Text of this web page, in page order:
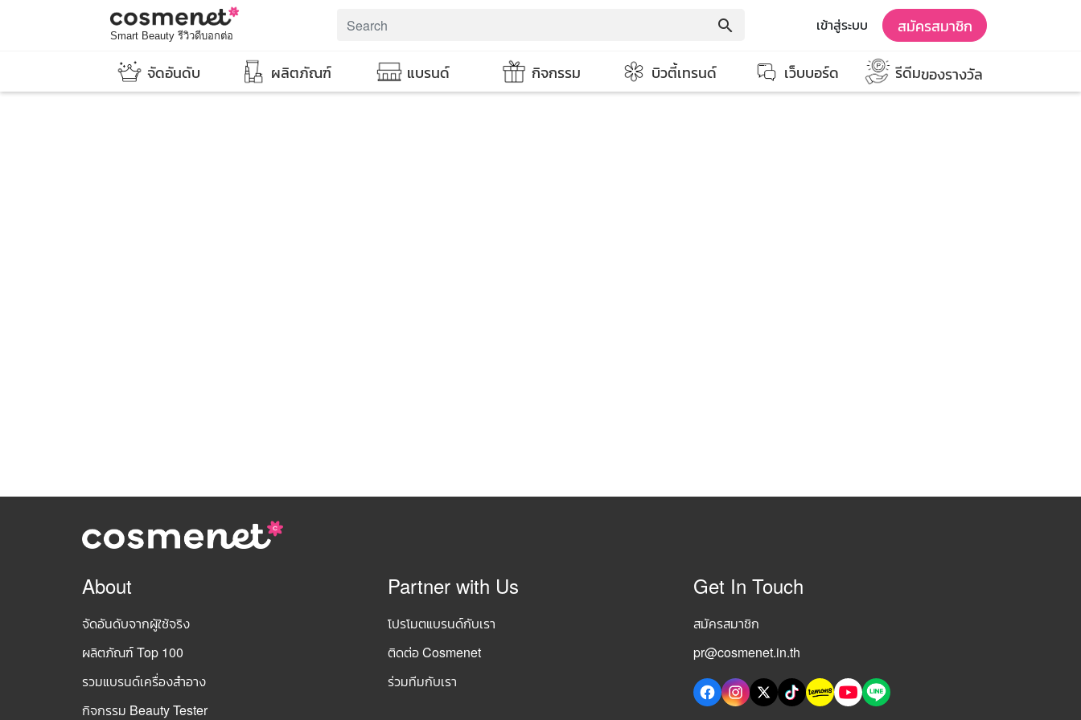
Smart Beauty รีวิวดีบอกต่อ
search เข้าสู่ระบบ สมัครสมาชิก
จัดอันดับ ผลิตภัณฑ์ แบรนด์ กิจกรรม บิวตี้เทรนด์ เว็บบอร์ด รีดีมของรางวัล
About
จัดอันดับจากผู้ใช้จริง
ผลิตภัณฑ์ Top 100
รวมแบรนด์เครื่องสำอาง
กิจกรรม Beauty Tester
Partner with Us
โปรโมตแบรนด์กับเรา
ติดต่อ Cosmenet
ร่วมทีมกับเรา
Get In Touch
สมัครสมาชิก
pr@cosmenet.in.th